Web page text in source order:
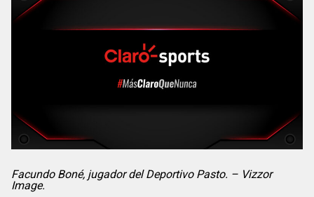
Facundo Boné, jugador del Deportivo Pasto. – Vizzor
Image.